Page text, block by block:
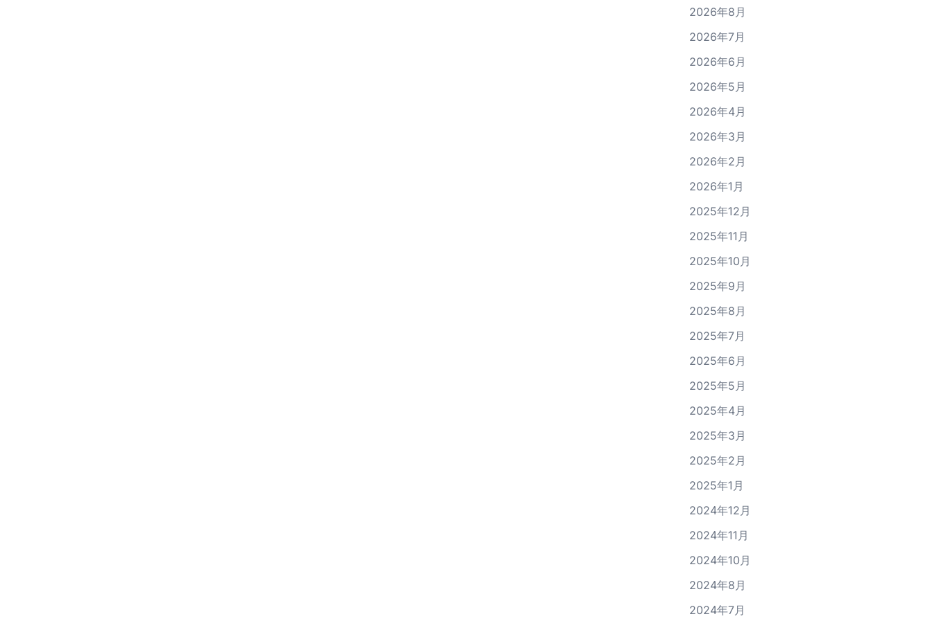
2026年8月
2026年7月
2026年6月
2026年5月
2026年4月
2026年3月
2026年2月
2026年1月
2025年12月
2025年11月
2025年10月
2025年9月
2025年8月
2025年7月
2025年6月
2025年5月
2025年4月
2025年3月
2025年2月
2025年1月
2024年12月
2024年11月
2024年10月
2024年8月
2024年7月